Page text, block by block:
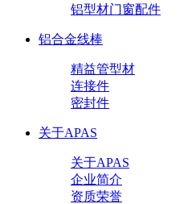
铝型材门窗配件
铝合金线棒
精益管型材
连接件
密封件
关于APAS
关于APAS
企业简介
资质荣誉